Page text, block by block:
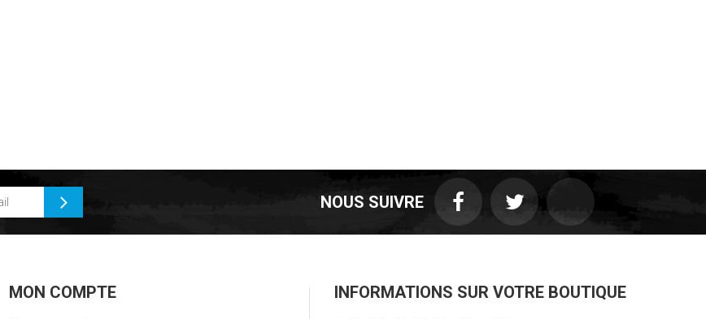
NOUS SUIVRE
MON COMPTE INFORMATIONS SUR VOTRE BOUTIQUE